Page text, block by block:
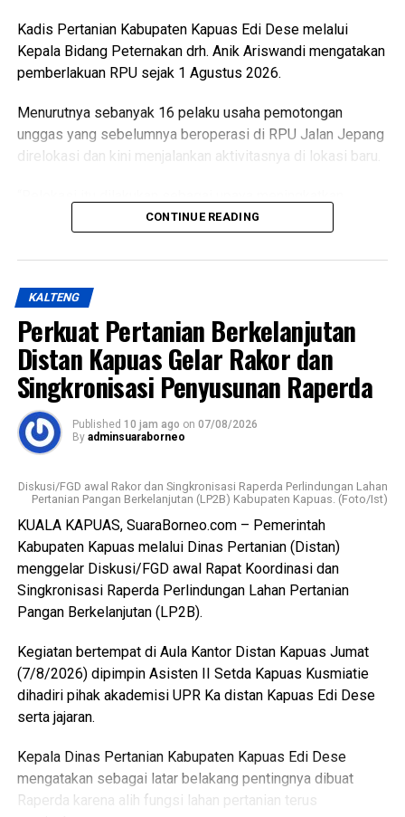
Kadis Pertanian Kabupaten Kapuas Edi Dese melalui
Kepala Bidang Peternakan drh. Anik Ariswandi mengatakan
pemberlakuan RPU sejak 1 Agustus 2026.
Menurutnya sebanyak 16 pelaku usaha pemotongan
unggas yang sebelumnya beroperasi di RPU Jalan Jepang
direlokasi dan kini menjalankan aktivitasnya di lokasi baru.
kualitas pelayanan sekaligus menghadirkan fasilitas
lingkungan,” katanya Kamis (6/8/2026).
Ia menjelaskan terkait kondisi RPU lama sudah tidak lagi
layak digunakan karena kondisi bangunan dan fasilitas
pendukung dinilai tidak memadai selain sistem
pengelolaan limbah berpotensi mencemari lingkungan.
Lebih lanjut ia menjelaskan RPU baru telah dilengkapi
fasilitas yang lebih baik namun Pemkab Kapuas
kedepannya berkomitmen melengkapi sarpras sehingga
semakin optimal.
Ia juga mengapresiasi dukungan seluruh pelaku usaha yang
bersedia direlokasi tanpa adanya penolakan. Seluruh 16
pemotong unggas telah memenuhi kewajiban membayar
retribusi.
Rp300 per ekor meningkat dari tarif sebelumnya Rp100
per ekor. Dana ini masuk pendapatan daerah kemudian
kembali kepada peningkatan fasilitas RPU itu sendiri.
pemotongan unggas dapat berlangsung lebih tertata
memenuhi standar kesehatan masyarakat serta
CONTINUE READING
KALTENG
Perkuat Pertanian Berkelanjutan
Distan Kapuas Gelar Rakor dan
Singkronisasi Penyusunan Raperda
Published 10 jam ago on 07/08/2026
By adminsuaraborneo
Diskusi/FGD awal Rakor dan Singkronisasi Raperda Perlindungan Lahan
Pertanian Pangan Berkelanjutan (LP2B) Kabupaten Kapuas. (Foto/Ist)
KUALA KAPUAS, SuaraBorneo.com – Pemerintah
Kabupaten Kapuas melalui Dinas Pertanian (Distan)
menggelar Diskusi/FGD awal Rapat Koordinasi dan
Singkronisasi Raperda Perlindungan Lahan Pertanian
Pangan Berkelanjutan (LP2B).
Kegiatan bertempat di Aula Kantor Distan Kapuas Jumat
(7/8/2026) dipimpin Asisten II Setda Kapuas Kusmiatie
dihadiri pihak akademisi UPR Ka distan Kapuas Edi Dese
serta jajaran.
Kepala Dinas Pertanian Kabupaten Kapuas Edi Dese
mengatakan sebagai latar belakang pentingnya dibuat
Raperda karena alih fungsi lahan pertanian terus